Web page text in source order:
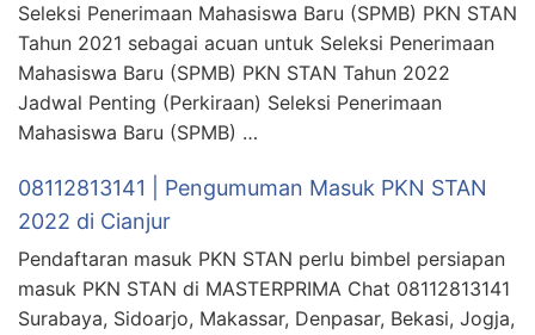
Seleksi Penerimaan Mahasiswa Baru (SPMB) PKN STAN
Tahun 2021 sebagai acuan untuk Seleksi Penerimaan
Mahasiswa Baru (SPMB) PKN STAN Tahun 2022
Jadwal Penting (Perkiraan) Seleksi Penerimaan
Mahasiswa Baru (SPMB) …
08112813141 | Pengumuman Masuk PKN STAN
2022 di Cianjur
Pendaftaran masuk PKN STAN perlu bimbel persiapan
masuk PKN STAN di MASTERPRIMA Chat 08112813141
Surabaya, Sidoarjo, Makassar, Denpasar, Bekasi, Jogja,